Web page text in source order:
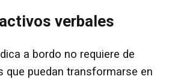
verbales
a bordo no requiere de
puedan transformarse en